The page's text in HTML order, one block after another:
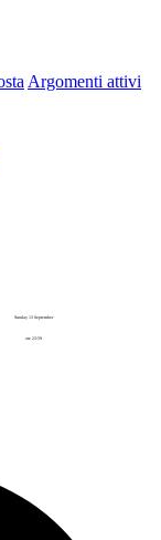
Argomenti attivi
Sunday 13 September
ore 23:59